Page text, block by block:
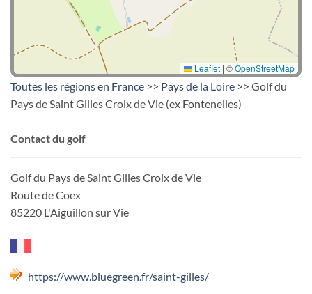
Leaflet | ©OpenStreetMap
Toutes les régions en France >> Pays de la Loire >> Golf du
Pays de Saint Gilles Croix de Vie (ex Fontenelles)
Contact du golf
Golf du Pays de Saint Gilles Croix de Vie
Route de Coex
85220 L'Aiguillon sur Vie
https://www.bluegreen.fr/saint-gilles/